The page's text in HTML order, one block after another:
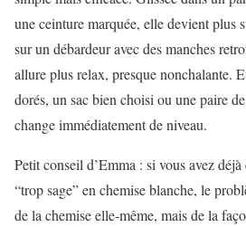
une ceinture marquée, elle devient plus
sur un débardeur avec des manches
allure plus relax, presque nonchalante.
dorés, un sac bien choisi ou une paire
change immédiatement de niveau.
Petit conseil d’Emma : si vous avez déjà
“trop sage” en chemise blanche, le
de la chemise elle-même, mais de la